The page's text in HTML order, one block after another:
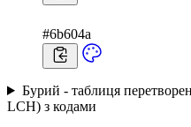
#6b604a
Бурий - таблиця
LCH) з кодами